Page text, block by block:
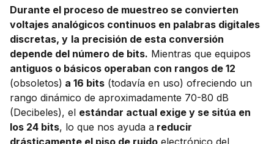
Durante el proceso de muestreo se convierten
voltajes analógicos continuos en palabras digitales
discretas, y la precisión de esta conversión
depende del número de bits. Mientras que equipos
antiguos o básicos operaban con rangos de 12
(obsoletos) a 16 bits (todavía en uso) ofreciendo un
rango dinámico de aproximadamente 70-80 dB
(Decibeles), el estándar actual exige y se sitúa en
los 24 bits, lo que nos ayuda a reducir